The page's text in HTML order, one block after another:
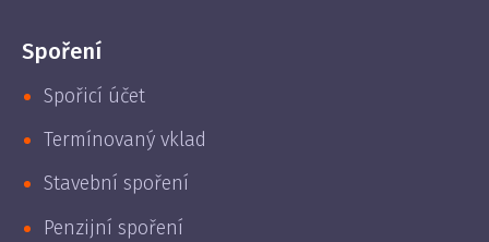
Spoření
Spořicí účet
Termínovaný vklad
Stavební spoření
Penzijní spoření